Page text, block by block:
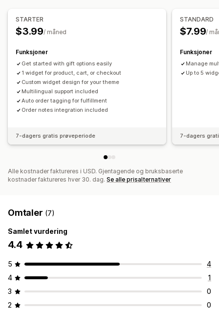
Tilbud og anbefalinger
Produktanbefalinger
Analyse
Koverteringsrater
STARTER
$3.99/ måned
Funksjoner
Get started with gift options easily
1 widget for product, cart, or checkout
Custom widget design for your theme
Multilingual support included
Auto order tagging for fulfillment
Order notes integration included
7-dagers gratis prøveperiode
STANDARD
$7.99/
Funksjoner
Manage
Up to 5
7-dagers
Alle kostnader faktureres i USD. Gjentagende og bruksbaserte
kostnader faktureres hver 30. dag. Se alle prisalternativer
Omtaler (7)
Samlet vurdering
4.4
5
4
4
1
3
0
2
0